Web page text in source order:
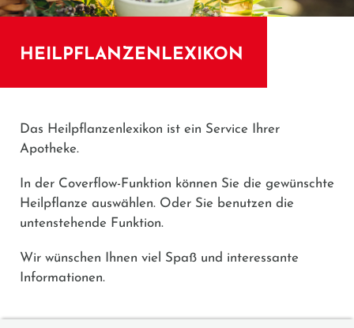
HEILPFLANZENLEXIKON
Das Heilpflanzenlexikon ist ein Service Ihrer
Apotheke.
In der Coverflow-Funktion können Sie die gewünschte
Heilpflanze auswählen. Oder Sie benutzen die
untenstehende Funktion.
Wir wünschen Ihnen viel Spaß und interessante
Informationen.